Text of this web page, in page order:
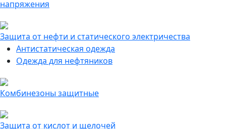
напряжения
Защита от нефти и статического электричества
Антистатическая одежда
Одежда для нефтяников
Комбинезоны защитные
Защита от кислот и щелочей